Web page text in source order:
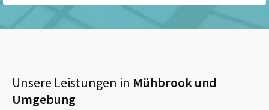
Unsere Leistungen in Mühbrookund
Umgebung